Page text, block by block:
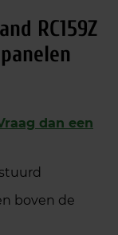
RC159Z
dan een
boven de